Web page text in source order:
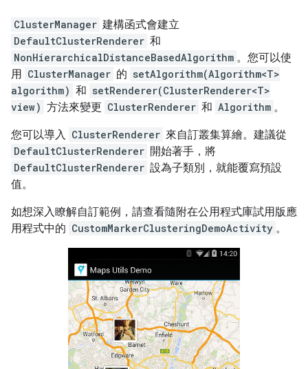
ClusterManager 建構函式會建立
DefaultClusterRenderer 和
NonHierarchicalDistanceBasedAlgorithm 。您可以使
用 ClusterManager 的 setAlgorithm(Algorithm<T>
algorithm) 和 setRenderer(ClusterRenderer<T>
view) 方法來變更 ClusterRenderer 和 Algorithm 。
您可以導入 ClusterRenderer 來自訂叢集算繪。建議從
DefaultClusterRenderer 開始著手，將
DefaultClusterRenderer 設為子類別，就能覆寫預設
值。
如想深入瞭解自訂範例，請查看隨附在公用程式庫試用版應
用程式中的 CustomMarkerClusteringDemoActivity 。